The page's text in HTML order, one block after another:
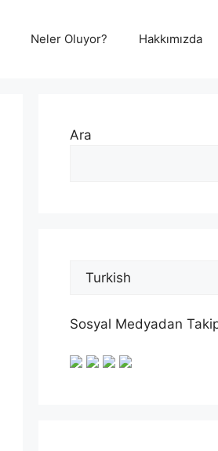
Neler Oluyor? Hakkımızda
Ara
Sosyal Medyadan